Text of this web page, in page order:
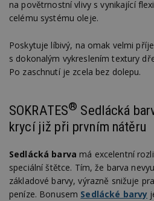
na povětrnostní vlivy s vynikající
celému systému oleje.
Poskytuje líbivý, na omak velmi
s dokonalým vykreslením textury
Po zaschnutí je zcela bez dolepu.
SOKRATES® Sedlácká
krycí již při prvním nátěru
Sedlácká barva má excelentní
speciální štětce. Tím, že barva
základové barvy, výrazně snižuje
peníze. Bonusem Sedlácké barvy